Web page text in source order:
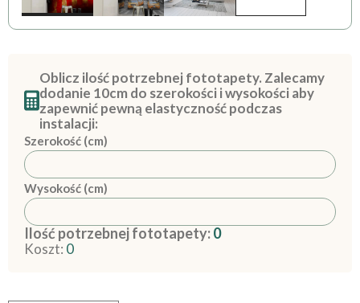
Oblicz ilość potrzebnej fototapety. Zalecamy
dodanie 10cm do szerokości i wysokości aby
zapewnić pewną elastyczność podczas
instalacji:
Szerokość (cm)
Wysokość (cm)
Ilość potrzebnej fototapety:0
Koszt: 0